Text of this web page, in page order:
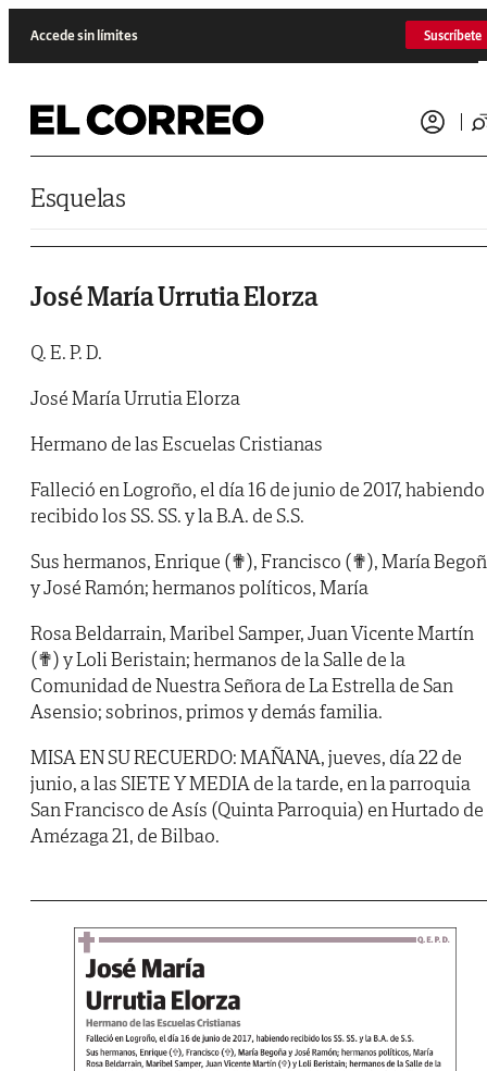
Accede sin límites Suscríbete
Esquelas
José María Urrutia Elorza
Q. E. P. D.
José María Urrutia Elorza
Hermano de las Escuelas Cristianas
Falleció en Logroño, el día 16 de junio de 2017, habiendo
recibido los SS. SS. y la B.A. de S.S.
Sus hermanos, Enrique (✟), Francisco (✟), María
y José Ramón; hermanos políticos, María
Rosa Beldarrain, Maribel Samper, Juan Vicente Martín
(✟) y Loli Beristain; hermanos de la Salle de la
Comunidad de Nuestra Señora de La Estrella de San
Asensio; sobrinos, primos y demás familia.
MISA EN SU RECUERDO: MAÑANA, jueves, día 22 de
junio, a las SIETE Y MEDIA de la tarde, en la parroquia
San Francisco de Asís (Quinta Parroquia) en Hurtado de
Amézaga 21, de Bilbao.